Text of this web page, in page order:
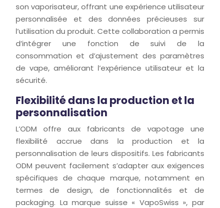
son vaporisateur, offrant une expérience utilisateur
personnalisée et des données précieuses sur
l’utilisation du produit. Cette collaboration a permis
d’intégrer une fonction de suivi de la
consommation et d’ajustement des paramètres
de vape, améliorant l’expérience utilisateur et la
sécurité.
Flexibilité dans la production et la
personnalisation
L’ODM offre aux fabricants de vapotage une
flexibilité accrue dans la production et la
personnalisation de leurs dispositifs. Les fabricants
ODM peuvent facilement s’adapter aux exigences
spécifiques de chaque marque, notamment en
termes de design, de fonctionnalités et de
packaging. La marque suisse « VapoSwiss », par